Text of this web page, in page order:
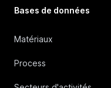
Bases de données
Matériaux
Process